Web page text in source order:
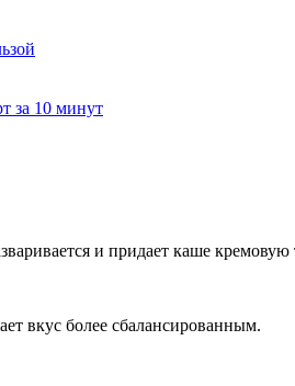
за 10 минут
и придает каше кремовую
вкус более сбалансированным.